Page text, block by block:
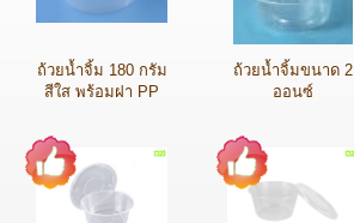
ถ้วยน้ำจิ้ม 180 กรัม
สีใส พร้อมฝา PP
ถ้วยน้ำจิ้มขนาด 2
ออนซ์